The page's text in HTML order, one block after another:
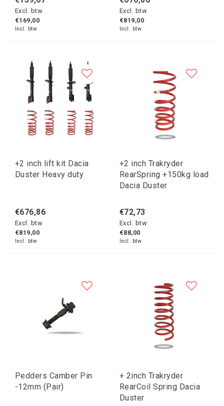
Excl. btw
€169,00
Incl. btw
Excl. btw
€819,00
Incl. btw
+2 inch lift kit Dacia
Duster Heavy duty
€676,86
Excl. btw
€819,00
Incl. btw
+2 inch Trakryder
RearSpring +150kg load
Dacia Duster
€72,73
Excl. btw
€88,00
Incl. btw
Pedders Camber Pin
-12mm (Pair)
+ 2inch Trakryder
RearCoil Spring Dacia
Duster